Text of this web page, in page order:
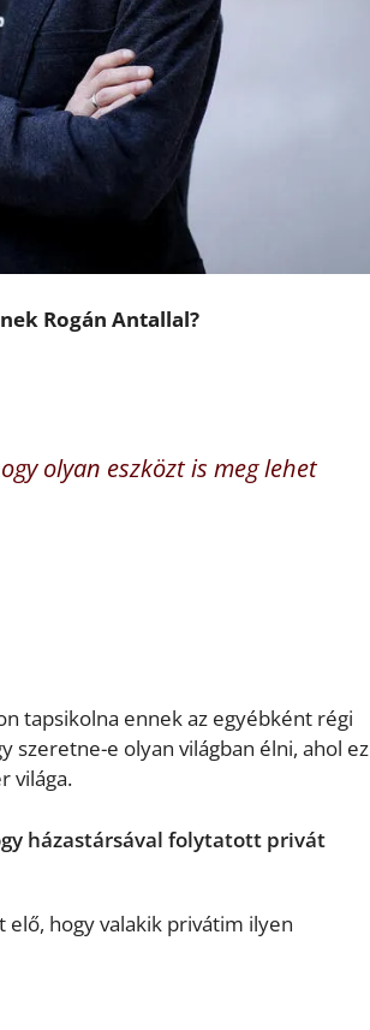
Rogán Antallal?
olyan eszközt is meg lehet
tapsikolna ennek az egyébként régi
szeretne-e olyan világban élni, ahol ez
világa.
házastársával folytatott privát
hogy valakik privátim ilyen